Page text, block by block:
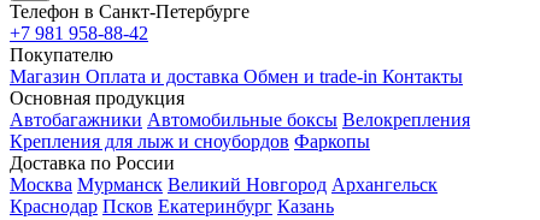
Телефон в Санкт-Петербурге
+7 981 958-88-42
Покупателю
Магазин Оплата и доставка Обмен и trade-in Контакты
Основная продукция
Автобагажники Автомобильные боксы Велокрепления
Крепления для лыж и сноубордов Фаркопы
Доставка по России
Москва Мурманск Великий Новгород Архангельск
Краснодар Псков Екатеринбург Казань